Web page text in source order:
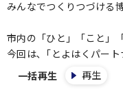
みんなでつくりつづける
市内の「ひと」「こと」
今回は､「とよはくパー
一括再生
再生